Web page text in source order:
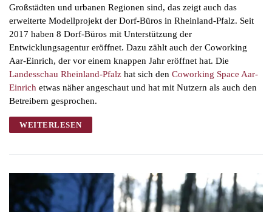
Großstädten und urbanen Regionen sind, das zeigt auch das
erweiterte Modellprojekt der Dorf-Büros in Rheinland-Pfalz. Seit
2017 haben 8 Dorf-Büros mit Unterstützung der
Entwicklungsagentur eröffnet. Dazu zählt auch der Coworking
Aar-Einrich, der vor einem knappen Jahr eröffnet hat. Die
Landesschau Rheinland-Pfalz hat sich den Coworking Space Aar-
Einrich etwas näher angeschaut und hat mit Nutzern als auch den
Betreibern gesprochen.
WEITERLESEN